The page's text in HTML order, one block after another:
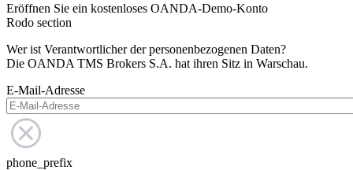
Eröffnen Sie ein kostenloses OANDA-Demo-Konto
Rodo section
Wer ist Verantwortlicher der personenbezogenen Daten?
Die OANDA TMS Brokers S.A. hat ihren Sitz in Warschau.
E-Mail-Adresse
phone_prefix